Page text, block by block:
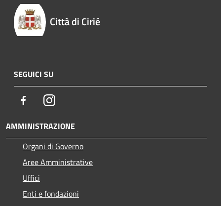
Città di Cirié
SEGUICI SU
FacebookInstagram
AMMINISTRAZIONE
Organi di Governo
Aree Amministrative
Uffici
Enti e fondazioni